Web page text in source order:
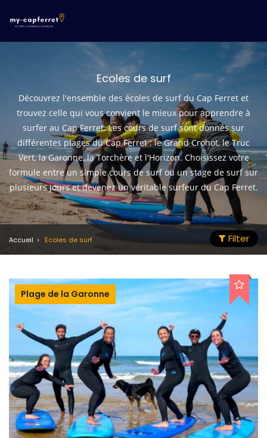
Ecoles de surf
Découvrez l'ensemble des écoles de surf du Cap Ferret et
trouvez celle qui vous convient le mieux pour apprendre à
surfer au Cap Ferret. Les cours de surf sont donnés sur
différentes plages du Cap Ferret : le Grand Crohot, le Truc
Vert, la Garonne, la Torchère et l'Horizon. Choisissez votre
formule entre un simple cours de surf ou un stage de surf sur
plusieurs jours et devenez un véritable surfeur du Cap Ferret.
Accueil Ecoles de surf Filter
Plage de la Garonne